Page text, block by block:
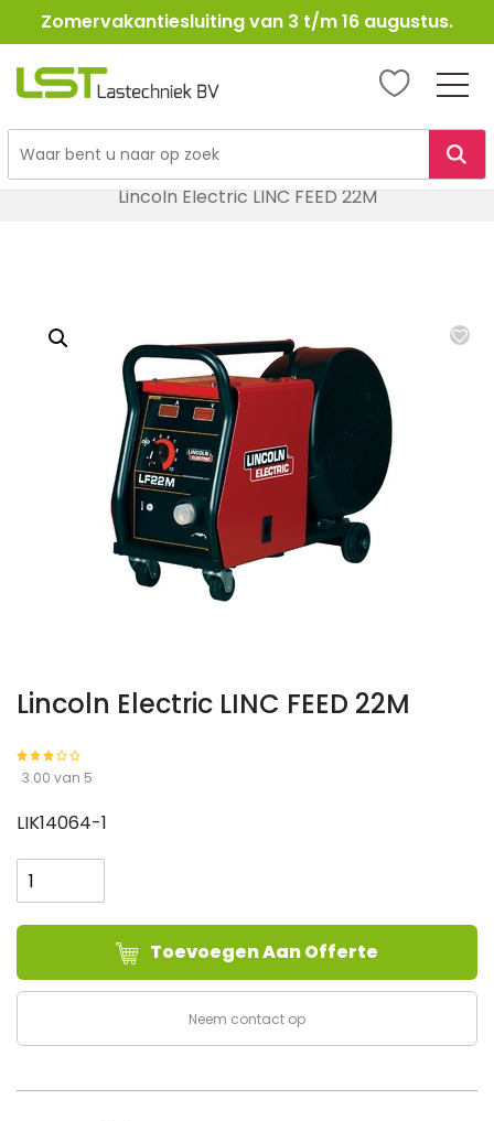
Ga
naar
Zomervakantiesluiting van 3 t/m 16 augustus.
LST
Lasapparatuur
Lincoln Electric LINC FEED 22M
Lincoln Electric LINC FEED 22M
3.00 van 5
LIK14064-1
Electric
LINC
FEED
aantal
Toevoegen Aan Offerte
Neem contact op